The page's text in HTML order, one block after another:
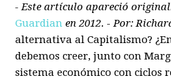
- Este artículo apareció
Guardian en 2012. - Por:
alternativa al Capitalismo?
debemos creer, junto con
sistema económico con ciclos